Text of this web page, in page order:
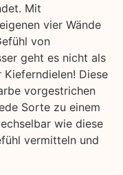
Mit
vier Wände
von
geht es nicht als
Diese
vorgestrichen
Sorte zu einem
wie diese
vermitteln und